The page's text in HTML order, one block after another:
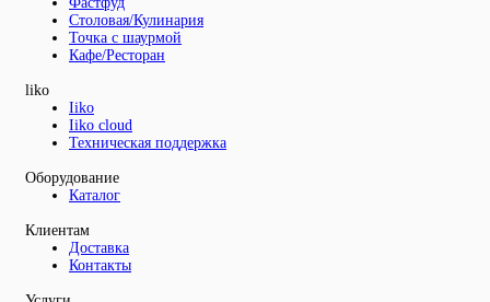
Столовая/Кулинария
Точка с шаурмой
Кафе/Ресторан
liko
Iiko
Iiko cloud
Техническая поддержка
Оборудование
Каталог
Клиентам
Доставка
Контакты